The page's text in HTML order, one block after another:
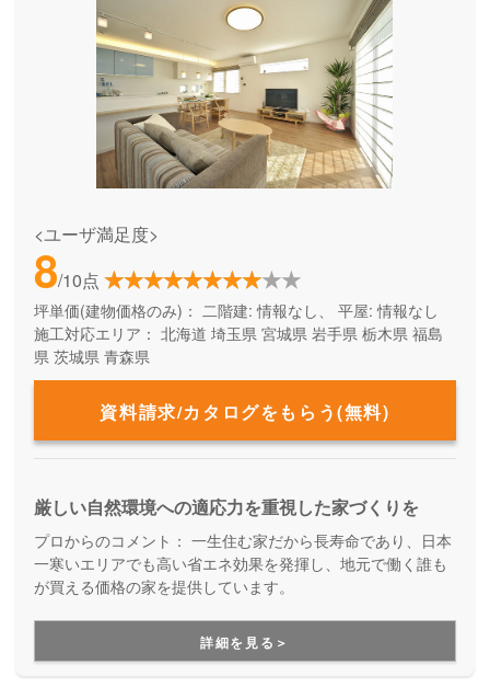
<ユーザ満足度>
8/10点
坪単価(建物価格のみ)： 二階建: 情報なし、 平屋: 情報なし
施工対応エリア： 北海道 埼玉県 宮城県 岩手県 栃木県 福島
県 茨城県 青森県
資料請求/カタログをもらう(無料)
厳しい自然環境への適応力を重視した家づくりを
プロからのコメント： 一生住む家だから長寿命であり、日本
一寒いエリアでも高い省エネ効果を発揮し、地元で働く誰も
が買える価格の家を提供しています。
詳細を見る＞